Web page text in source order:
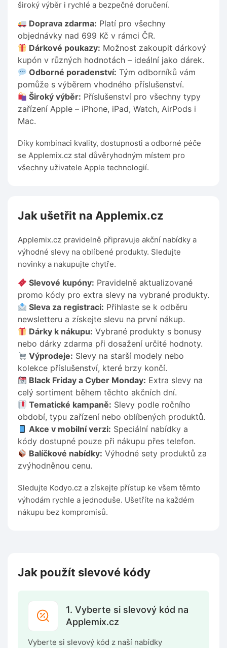
široký výběr i rychlé a bezpečné doručení.
Doprava zdarma: Platí pro všechny
objednávky nad 699 Kč v rámci ČR.
Dárkové poukazy: Možnost zakoupit dárkový
kupón v různých hodnotách – ideální jako dárek.
Odborné poradenství: Tým odborníků vám
pomůže s výběrem vhodného příslušenství.
Široký výběr: Příslušenství pro všechny typy
zařízení Apple – iPhone, iPad, Watch, AirPods i
Mac.
Díky kombinaci kvality, dostupnosti a odborné péče
se Applemix.cz stal důvěryhodným místem pro
všechny uživatele Apple technologií.
Jak ušetřit na Applemix.cz
Applemix.cz pravidelně připravuje akční nabídky a
výhodné slevy na oblíbené produkty. Sledujte
novinky a nakupujte chytře.
Slevové kupóny: Pravidelně aktualizované
promo kódy pro extra slevy na vybrané produkty.
Sleva za registraci: Přihlaste se k odběru
newsletteru a získejte slevu na první nákup.
Dárky k nákupu: Vybrané produkty s bonusy
nebo dárky zdarma při dosažení určité hodnoty.
Výprodeje: Slevy na starší modely nebo
kolekce příslušenství, které brzy končí.
Black Friday a Cyber Monday: Extra slevy na
celý sortiment během těchto akčních dní.
Tematické kampaně: Slevy podle ročního
období, typu zařízení nebo oblíbených produktů.
Akce v mobilní verzi: Speciální nabídky a
kódy dostupné pouze při nákupu přes telefon.
Balíčkové nabídky: Výhodné sety produktů za
zvýhodněnou cenu.
Sledujte Kodyo.cz a získejte přístup ke všem těmto
výhodám rychle a jednoduše. Ušetříte na každém
nákupu bez kompromisů.
Jak použít slevové kódy
1. Vyberte si slevový kód na
Applemix.cz
Vyberte si slevový kód z naší nabídky